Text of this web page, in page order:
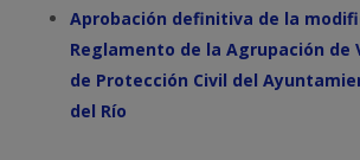
Aprobación definitiva de la
Reglamento de la Agrupación de
de Protección Civil del
del Río